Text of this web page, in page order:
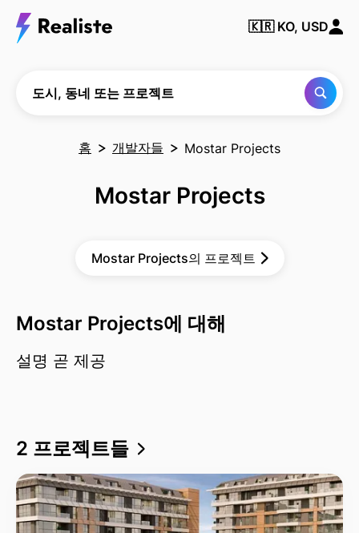
🇰🇷 KO, USD
도시, 동네 또는 프로젝트
홈 개발자들 Mostar Projects
Mostar Projects
Mostar Projects의 프로젝트
Mostar Projects에 대해
설명 곧 제공
2 프로젝트들